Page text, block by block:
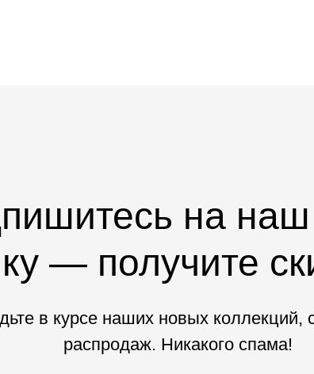
на наш
— получите
в курсе наших новых коллекций,
распродаж. Никакого спама!